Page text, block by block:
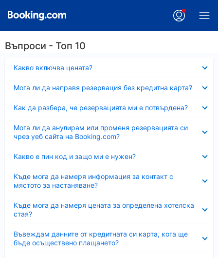
Въпроси - Топ 10
Какво включва цената?
Мога ли да направя резервация без кредитна карта?
Как да разбера, че резервацията ми е потвърдена?
Мога ли да анулирам или променя резервацията си
чрез уеб сайта на Booking.com?
Какво е пин код и защо ми е нужен?
Къде мога да намеря информация за контакт с
мястото за настаняване?
Къде мога да намеря цената за определена хотелска
стая?
Въвеждам данните от кредитната си карта, кога ще
бъде осъществено плащането?